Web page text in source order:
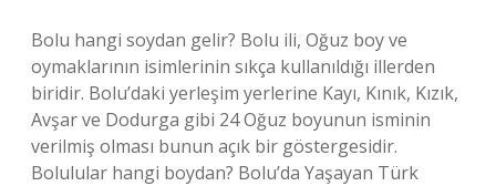
Bolu hangi soydan gelir? Bolu ili, Oğuz boy ve
oymaklarının isimlerinin sıkça kullanıldığı illerden
biridir. Bolu’daki yerleşim yerlerine Kayı, Kınık, Kızık,
Avşar ve Dodurga gibi 24 Oğuz boyunun isminin
verilmiş olması bunun açık bir göstergesidir.
Bolulular hangi boydan? Bolu’da Yaşayan Türk